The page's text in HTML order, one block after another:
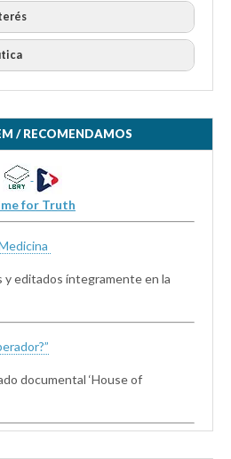
/ RECOMENDAMOS
for Truth
editados íntegramente en la
documental ‘House of